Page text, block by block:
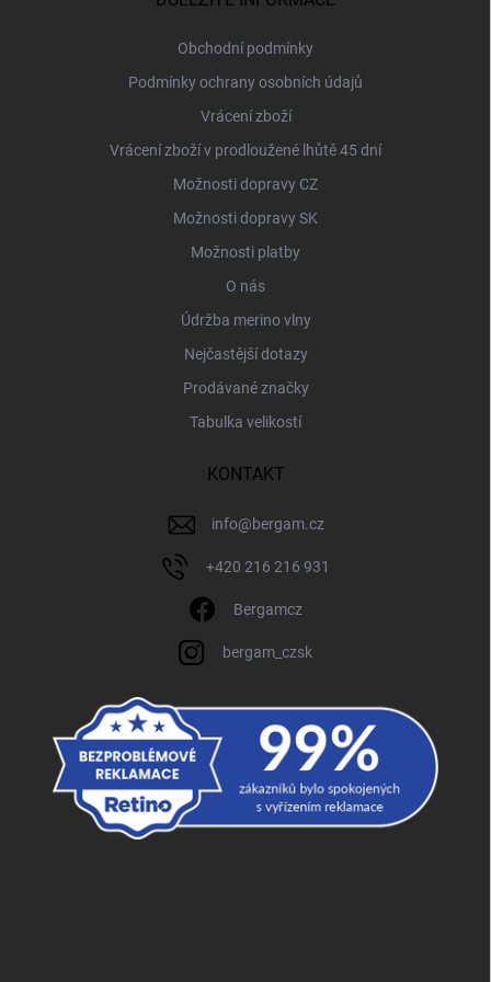
Obchodní podmínky
Podmínky ochrany osobních údajů
Vrácení zboží
Vrácení zboží v prodloužené lhůtě 45 dní
Možnosti dopravy CZ
Možnosti dopravy SK
Možnosti platby
O nás
Údržba merino vlny
Nejčastější dotazy
Prodávané značky
Tabulka velikostí
KONTAKT
info@bergam.cz
+420 216 216 931
Bergamcz
bergam_czsk